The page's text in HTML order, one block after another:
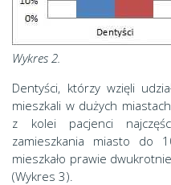
Wykres 2.
Dentyści, którzy wzięli
mieszkali w dużych
z kolei pacjenci
zamieszkania miasto do
mieszkało prawie
(Wykres 3).